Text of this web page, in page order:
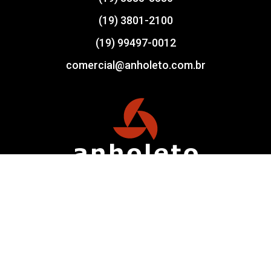
(19) 3801-2100
(19) 99497-0012
comercial@anholeto.com.br